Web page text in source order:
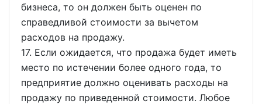
бизнеса, то он должен быть оценен по
справедливой стоимости за вычетом
расходов на продажу.
17. Если ожидается, что продажа будет иметь
место по истечении более одного года, то
предприятие должно оценивать расходы на
продажу по приведенной стоимости. Любое